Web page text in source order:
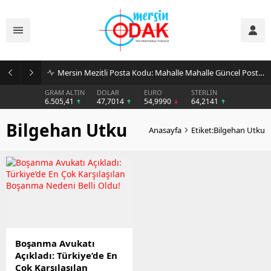
Mersin Mezitli Posta Kodu: Mahalle Mahalle Güncel Posta Kodu Rehberi
GRAM ALTIN
6.505,41
DOLAR
47,7014
EURO
54,9990
STERLİN
64,2141
Bilgehan Utku Anasayfa Etiket:Bilgehan Utku
Boşanma Avukatı
Açıkladı: Türkiye’de En
Çok Karşılaşılan